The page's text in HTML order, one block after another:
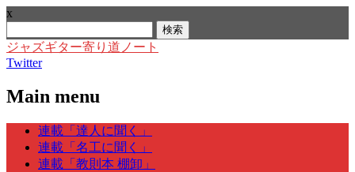
x
索:
ジャズギター寄り道ノート
Twitter
Main menu
Skip
content
連載「達人に聞く」
連載「名工に聞く」
連載「教則本 棚卸」